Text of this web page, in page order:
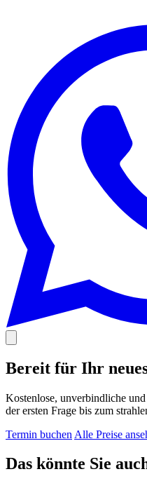
Bereit für Ihr
Kostenlose, unverbindliche
der ersten Frage bis zum
Termin buchen Alle Preise
Das könnte Sie